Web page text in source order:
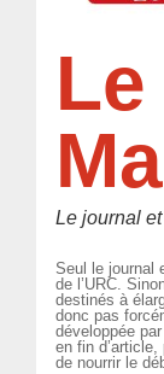
Le
Le journal
Seul le journal
de l’URC.
destinés à
donc pas
développée
en fin
de nourrir le